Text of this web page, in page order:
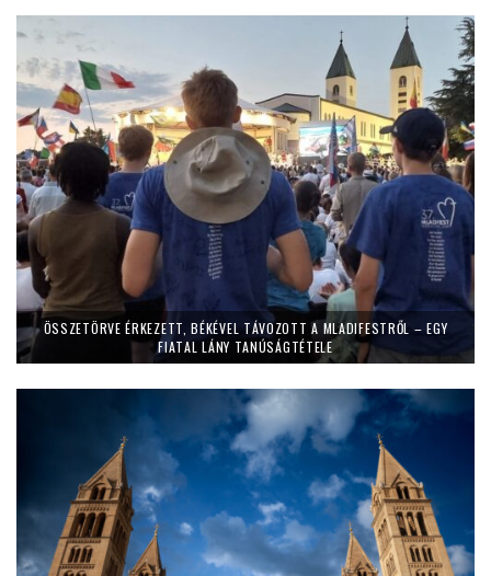
ÖSSZETÖRVE ÉRKEZETT, BÉKÉVEL TÁVOZOTT A MLADIFESTRŐL – EGY
FIATAL LÁNY TANÚSÁGTÉTELE